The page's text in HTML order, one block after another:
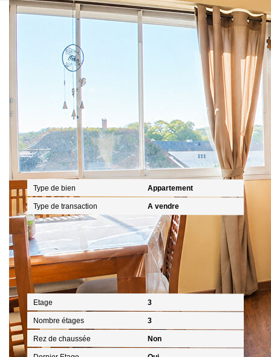
Ce bien est soumis à un diagnostic ERP (État
des Risques et Pollutions). Pour en savoir plus,
rendez-vous sur
https://www.georisques.gouv.fr/
Caractéristiques détaillées
Général
Type de bien Appartement
Type de transaction A vendre
Localisation
Etage 3
Nombre étages 3
Rez de chaussée Non